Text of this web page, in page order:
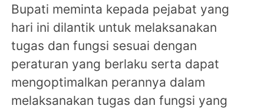
Bupati meminta kepada pejabat yang
hari ini dilantik untuk melaksanakan
tugas dan fungsi sesuai dengan
peraturan yang berlaku serta dapat
mengoptimalkan perannya dalam
melaksanakan tugas dan fungsi yang